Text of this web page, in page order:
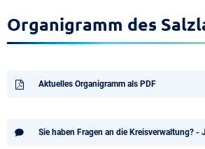
Organigramm des
Aktuelles Organigramm als PDF
Sie haben Fragen an die Kreisverwaltung? -